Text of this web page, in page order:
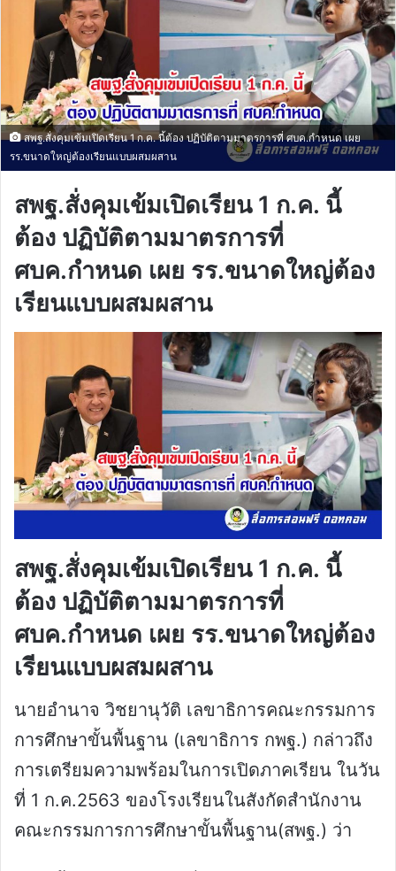
สพฐ.สั่งคุมเข้มเปิดเรียน 1 ก.ค. นี้ต้อง ปฏิบัติตามมาตรการที่ ศบค.กำหนด เผย
รร.ขนาดใหญ่ต้องเรียนแบบผสมผสาน
สพฐ.สั่งคุมเข้มเปิดเรียน 1 ก.ค. นี้
ต้อง ปฏิบัติตามมาตรการที่
ศบค.กำหนด เผย รร.ขนาดใหญ่ต้อง
เรียนแบบผสมผสาน
สพฐ.สั่งคุมเข้มเปิดเรียน 1 ก.ค. นี้
ต้อง ปฏิบัติตามมาตรการที่
ศบค.กำหนด เผย รร.ขนาดใหญ่ต้อง
เรียนแบบผสมผสาน
นายอำนาจ วิชยานุวัติ เลขาธิการคณะกรรมการ
การศึกษาขั้นพื้นฐาน (เลขาธิการ กพฐ.) กล่าวถึง
การเตรียมความพร้อมในการเปิดภาคเรียน ในวัน
ที่ 1 ก.ค.2563 ของโรงเรียนในสังกัดสำนักงาน
คณะกรรมการการศึกษาขั้นพื้นฐาน(สพฐ.) ว่า